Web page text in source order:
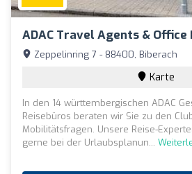
ADAC Travel Agents & Office
Zeppelinring 7 - 88400, Biberach
Karte
In den 14 württembergischen ADAC
Reisebüros beraten wir Sie zu den
Mobilitätsfragen. Unsere Reise-
gerne bei der Urlaubsplanun...